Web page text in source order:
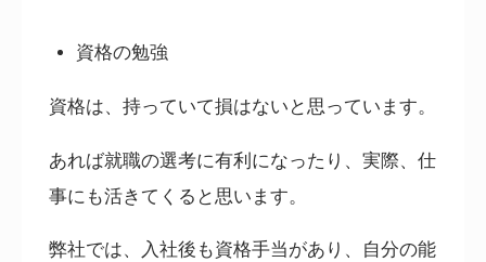
資格の勉強
資格は、持っていて損はないと思っています。
あれば就職の選考に有利になったり、実際、仕
事にも活きてくると思います。
弊社では、入社後も資格手当があり、自分の能